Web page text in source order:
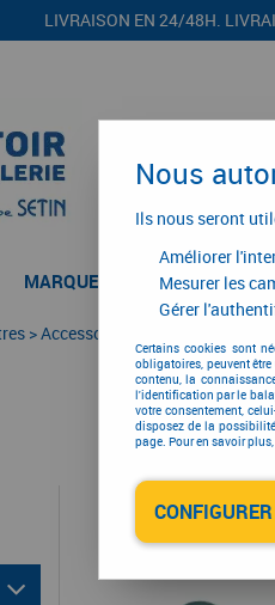
LIVRAISON EN 24/48H.
MARQUES
>Accessoire pour bouton et
Nous
Ils nous seront
Améliorer
Mesurer les
Gérer
Certains cookies sont
obligatoires, peuvent
contenu, la
l'identification par le
votre consentement,
disposez de la
page. Pour en savoir
CONFIGURER